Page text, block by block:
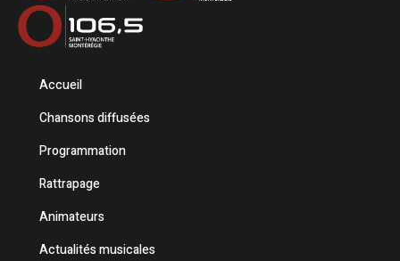
Accueil
Chansons diffusées
Programmation
Rattrapage
Animateurs
Actualités musicales